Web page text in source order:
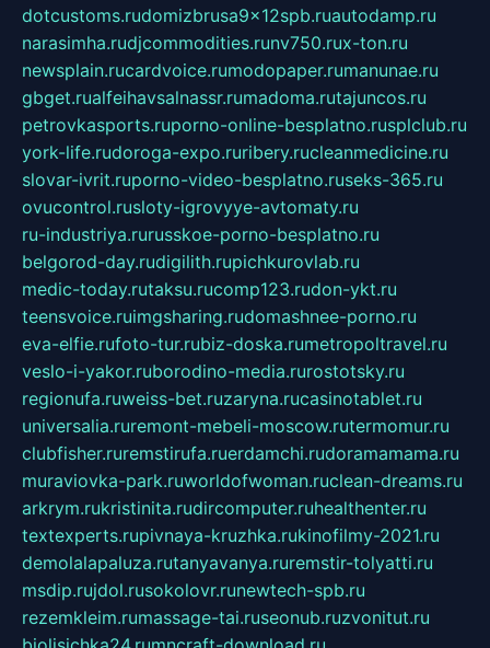
dotcustoms.rudomizbrusa9x12spb.ruautodamp.ru
narasimha.rudjcommodities.runv750.rux-ton.ru
newsplain.rucardvoice.rumodopaper.rumanunae.ru
gbget.rualfeihavsalnassr.rumadoma.rutajuncos.ru
petrovkasports.ruporno-online-besplatno.rusplclub.ru
york-life.rudoroga-expo.ruribery.rucleanmedicine.ru
slovar-ivrit.ruporno-video-besplatno.ruseks-365.ru
ovucontrol.rusloty-igrovyye-avtomaty.ru
ru-industriya.rurusskoe-porno-besplatno.ru
belgorod-day.rudigilith.rupichkurovlab.ru
medic-today.rutaksu.rucomp123.rudon-ykt.ru
teensvoice.ruimgsharing.rudomashnee-porno.ru
eva-elfie.rufoto-tur.rubiz-doska.rumetropoltravel.ru
veslo-i-yakor.ruborodino-media.rurostotsky.ru
regionufa.ruweiss-bet.ruzaryna.rucasinotablet.ru
universalia.ruremont-mebeli-moscow.rutermomur.ru
clubfisher.ruremstirufa.ruerdamchi.rudoramamama.ru
muraviovka-park.ruworldofwoman.ruclean-dreams.ru
arkrym.rukristinita.rudircomputer.ruhealthenter.ru
textexperts.rupivnaya-kruzhka.rukinofilmy-2021.ru
demolalapaluza.rutanyavanya.ruremstir-tolyatti.ru
msdip.rujdol.rusokolovr.runewtech-spb.ru
rezemkleim.rumassage-tai.ruseonub.ruzvonitut.ru